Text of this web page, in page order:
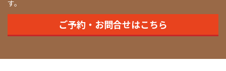
す。
ご予約・お問合せはこちら